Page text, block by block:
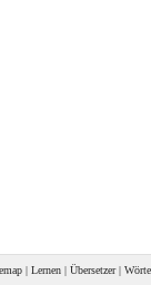
| Lernen | Übersetzer|